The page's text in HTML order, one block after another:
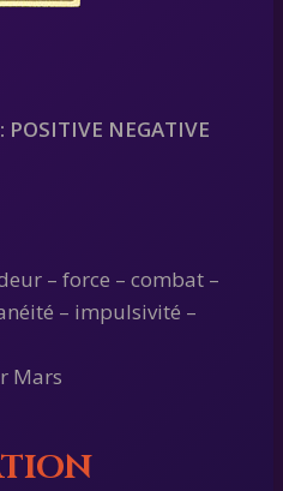
NEGATIVE
– force – combat –
– impulsivité –
Mars